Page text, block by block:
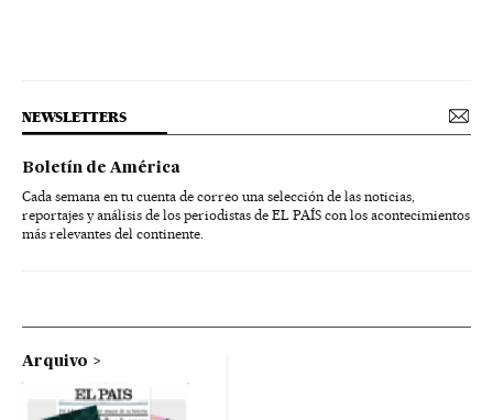
NEWSLETTERS
Boletín de América
Cada semana en tu cuenta de correo una selección de las noticias,
reportajes y análisis de los periodistas de EL PAÍS con los acontecimientos
más relevantes del continente.
Arquivo